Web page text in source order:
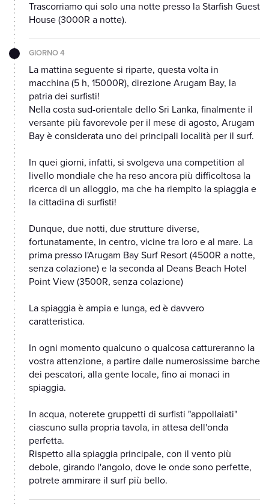
Trascorriamo qui solo una notte presso la Starfish Guest
House (3000R a notte).
GIORNO 4
La mattina seguente si riparte, questa volta in
macchina (5 h, 15000R), direzione Arugam Bay, la
patria dei surfisti!
Nella costa sud-orientale dello Sri Lanka, finalmente il
versante più favorevole per il mese di agosto, Arugam
Bay è considerata uno dei principali località per il surf.
In quei giorni, infatti, si svolgeva una competition al
livello mondiale che ha reso ancora più difficoltosa la
ricerca di un alloggio, ma che ha riempito la spiaggia e
la cittadina di surfisti!
Dunque, due notti, due strutture diverse,
fortunatamente, in centro, vicine tra loro e al mare. La
prima presso l'Arugam Bay Surf Resort (4500R a notte,
senza colazione) e la seconda al Deans Beach Hotel
Point View (3500R, senza colazione)
La spiaggia è ampia e lunga, ed è davvero
caratteristica.
In ogni momento qualcuno o qualcosa cattureranno la
vostra attenzione, a partire dalle numerosissime barche
dei pescatori, alla gente locale, fino ai monaci in
spiaggia.
In acqua, noterete gruppetti di surfisti "appollaiati"
ciascuno sulla propria tavola, in attesa dell'onda
perfetta.
Rispetto alla spiaggia principale, con il vento più
debole, girando l'angolo, dove le onde sono perfette,
potrete ammirare il surf più bello.